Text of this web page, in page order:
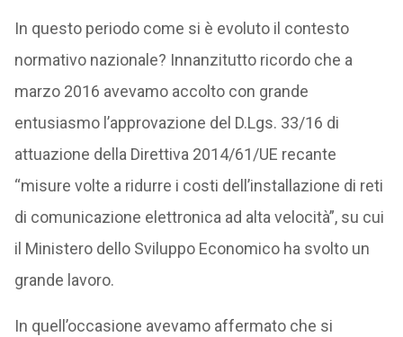
In questo periodo come si è evoluto il contesto
normativo nazionale? Innanzitutto ricordo che a
marzo 2016 avevamo accolto con grande
entusiasmo l’approvazione del D.Lgs. 33/16 di
attuazione della Direttiva 2014/61/UE recante
“misure volte a ridurre i costi dell’installazione di reti
di comunicazione elettronica ad alta velocità”, su cui
il Ministero dello Sviluppo Economico ha svolto un
grande lavoro.
In quell’occasione avevamo affermato che si